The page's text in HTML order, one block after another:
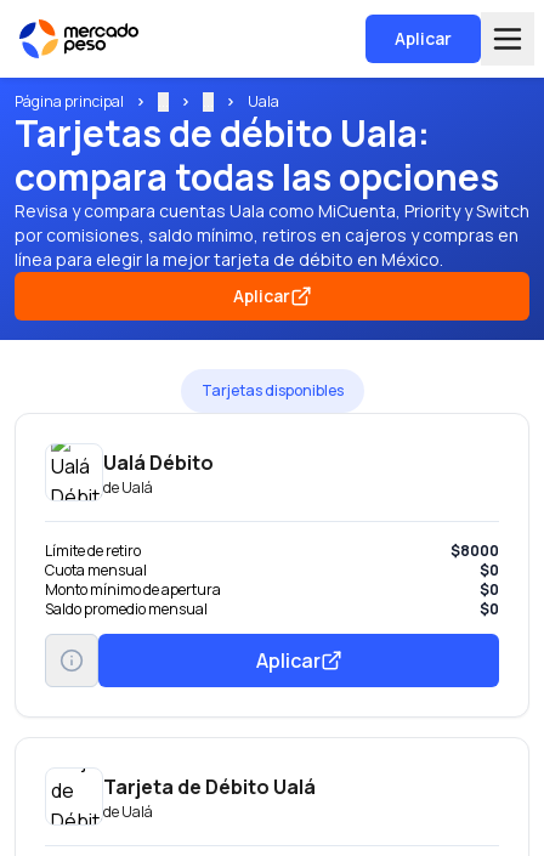
Aplicar
Página principal Uala
Tarjetas de débito Uala:
compara todas las opciones
Revisa y compara cuentas Uala como MiCuenta, Priority y Switch
por comisiones, saldo mínimo, retiros en cajeros y compras en
línea para elegir la mejor tarjeta de débito en México.
Aplicar
Tarjetas disponibles
Ualá Débito
deUalá
Límite de retiro
$8000
Cuota mensual
$0
Monto mínimo de apertura
$0
Saldo promedio mensual
$0
Aplicar
Tarjeta de Débito Ualá
deUalá